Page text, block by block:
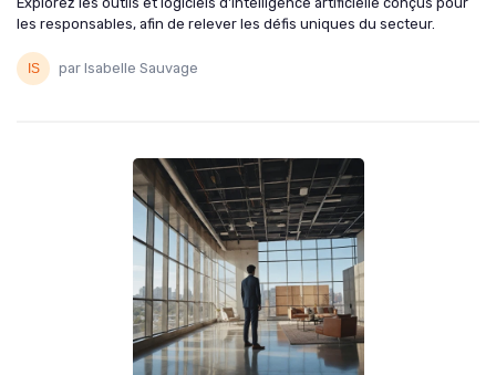
les responsables, afin de relever les défis uniques du secteur.
par Isabelle Sauvage